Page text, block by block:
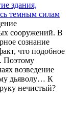
здания,
темным силам
сооружений. В
сознание
что подобное
Поэтому
возведение
дьяволу… К
нечистый?